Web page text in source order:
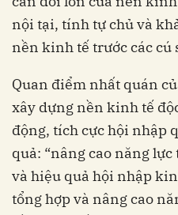
nội tại, tính tự chủ và
nền kinh tế trước các cú
Quan điểm nhất quán
xây dựng nền kinh tế
động, tích cực hội nhập
quả: “nâng cao năng
và hiệu quả hội nhập
tổng hợp và nâng cao